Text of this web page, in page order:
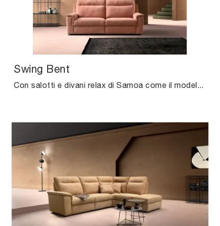
Swing Bent
Con salotti e divani relax di Samoa come il modello Swing Bent in tessuto, potrai ultimare il tuo concept d'arredo.